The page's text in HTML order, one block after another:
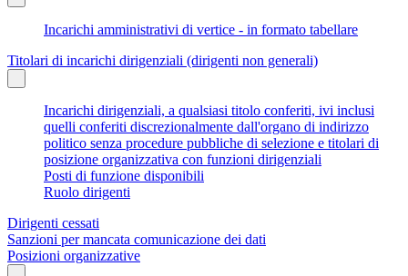
Incarichi amministrativi di vertice - in formato tabellare
Titolari di incarichi dirigenziali (dirigenti non generali)
Incarichi dirigenziali, a qualsiasi titolo conferiti, ivi inclusi
quelli conferiti discrezionalmente dall'organo di indirizzo
politico senza procedure pubbliche di selezione e titolari di
posizione organizzativa con funzioni dirigenziali
Posti di funzione disponibili
Ruolo dirigenti
Dirigenti cessati
Sanzioni per mancata comunicazione dei dati
Posizioni organizzative